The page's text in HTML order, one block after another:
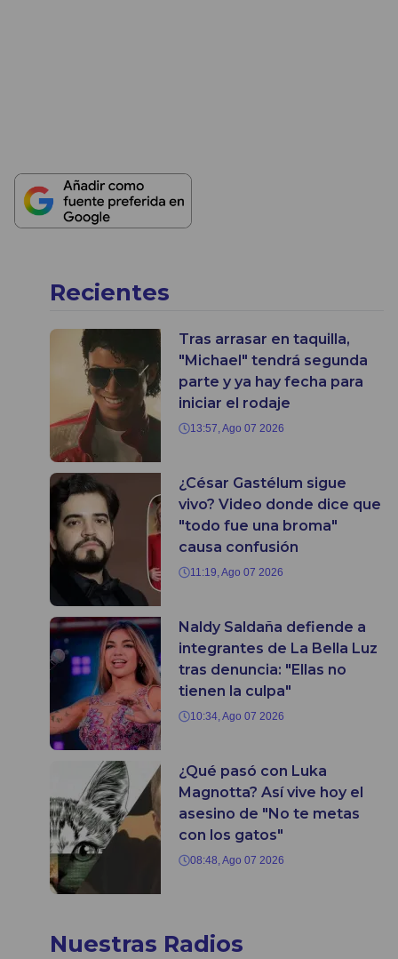
Recientes
Tras arrasar en taquilla,
"Michael" tendrá segunda
parte y ya hay fecha para
iniciar el rodaje
13:57, Ago 07 2026
¿César Gastélum sigue
vivo? Video donde dice que
"todo fue una broma"
causa confusión
11:19, Ago 07 2026
Naldy Saldaña defiende a
integrantes de La Bella Luz
tras denuncia: "Ellas no
tienen la culpa"
10:34, Ago 07 2026
¿Qué pasó con Luka
Magnotta? Así vive hoy el
asesino de "No te metas
con los gatos"
08:48, Ago 07 2026
Nuestras Radios